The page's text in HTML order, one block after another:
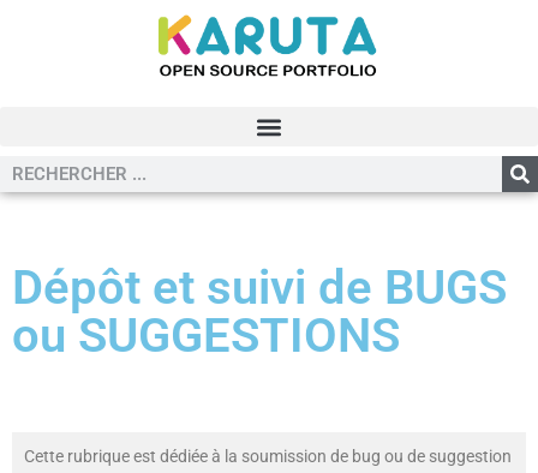
Dépôt et suivi de BUGS
ou SUGGESTIONS
Cette rubrique est dédiée à la soumission de bug ou de suggestion